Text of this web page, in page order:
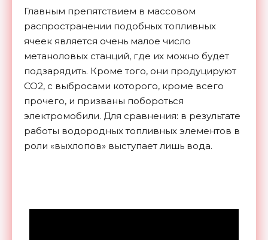
Главным препятствием в массовом
распространении подобных топливных
ячеек является очень малое число
метаноловых станций, где их можно будет
подзарядить. Кроме того, они продуцируют
CO2, с выбросами которого, кроме всего
прочего, и призваны побороться
электромобили. Для сравнения: в результате
работы водородных топливных элементов в
роли «выхлопов» выступает лишь вода.